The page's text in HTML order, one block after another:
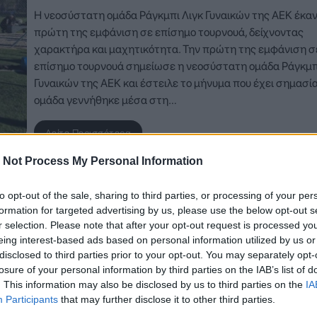
Not Process My Personal Information
opt-out of the sale, sharing to third parties, or processing of your
for targeted advertising by us, please use the below opt-out
selection. Please note that after your opt-out request is processed
interest-based ads based on personal information utilized by us
to third parties prior to your opt-out. You may separately
of your personal information by third parties on the IAB’s list of
This information may also be disclosed by us to third parties on the
Participants that may further disclose it to other third parties.
Η νεοσύστατη ομάδα Ράγκμπι Λιγκ Γυναικών της ΑΕΚ
πρώτη της εμφάνιση σε επίσημο τουρνουά, δείχνοντας
χαρακτήρα και μαχητικότητα. Την πρώτη της εμφάνιση
επίσημο τουρνουά σημείωσε η νεοσύστατη ομάδα
Γυναικών της ΑΕΚ και έστειλε το μήνυμα που έχει
ομάδα γεννήθηκε μέσα στη…
Δείτε Περισσότερα